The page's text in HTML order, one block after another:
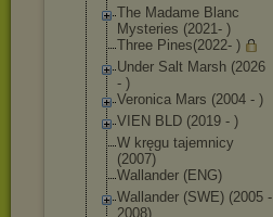
The Madame Blanc
Mysteries (2021- )
Three Pines(2022- )
Under Salt Marsh (2026
- )
Veronica Mars (2004 - )
VIEN BLD (2019 - )
W kręgu tajemnicy
(2007)
Wallander (ENG)
Wallander (SWE) (2005 -
2008)